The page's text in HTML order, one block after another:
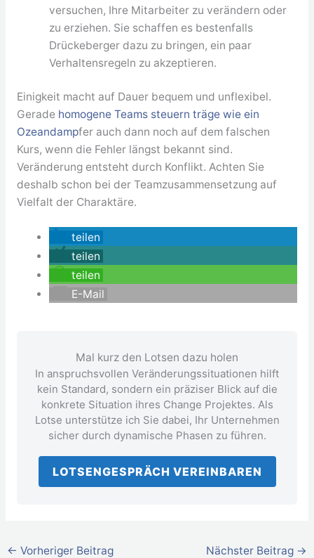
versuchen, Ihre Mitarbeiter zu verändern oder
zu erziehen. Sie schaffen es bestenfalls
Drückeberger dazu zu bringen, ein paar
Verhaltensregeln zu akzeptieren.
Einigkeit macht auf Dauer bequem und unflexibel.
Gerade homogene Teams steuern träge wie ein
Ozeandampfer auch dann noch auf dem falschen
Kurs, wenn die Fehler längst bekannt sind.
Veränderung entsteht durch Konflikt. Achten Sie
deshalb schon bei der Teamzusammensetzung auf
Vielfalt der Charaktäre.
teilen
teilen
teilen
E-Mail
Mal kurz den Lotsen dazu holen
In anspruchsvollen Veränderungssituationen hilft
kein Standard, sondern ein präziser Blick auf die
konkrete Situation ihres Change Projektes. Als
Lotse unterstütze ich Sie dabei, Ihr Unternehmen
sicher durch dynamische Phasen zu führen.
LOTSENGESPRÄCH VEREINBAREN
← Vorheriger Beitrag Nächster Beitrag →